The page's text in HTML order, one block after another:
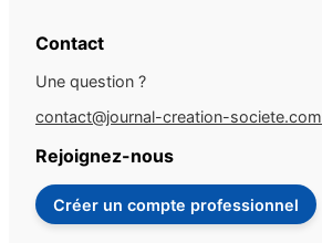
Contact
Une question ?
contact@journal-creation-societe.com
Rejoignez-nous
Créer un compte professionnel